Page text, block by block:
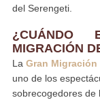
del Serengeti.
MIGRACIÓN
La Gran Migración
uno de los
sobrecogedores de